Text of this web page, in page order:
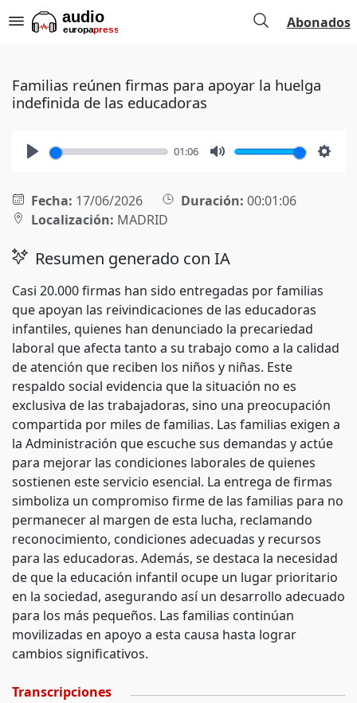
Abonados
Familias reúnen firmas para apoyar la huelga
indefinida de las educadoras
01:06
Fecha: 17/06/2026 Duración: 00:01:06
Localización: MADRID
Resumen generado con IA
Casi 20.000 firmas han sido entregadas por familias
que apoyan las reivindicaciones de las educadoras
infantiles, quienes han denunciado la precariedad
laboral que afecta tanto a su trabajo como a la calidad
de atención que reciben los niños y niñas. Este
respaldo social evidencia que la situación no es
exclusiva de las trabajadoras, sino una preocupación
compartida por miles de familias. Las familias exigen a
la Administración que escuche sus demandas y actúe
para mejorar las condiciones laborales de quienes
sostienen este servicio esencial. La entrega de firmas
simboliza un compromiso firme de las familias para no
permanecer al margen de esta lucha, reclamando
reconocimiento, condiciones adecuadas y recursos
para las educadoras. Además, se destaca la necesidad
de que la educación infantil ocupe un lugar prioritario
en la sociedad, asegurando así un desarrollo adecuado
para los más pequeños. Las familias continúan
movilizadas en apoyo a esta causa hasta lograr
cambios significativos.
Transcripciones